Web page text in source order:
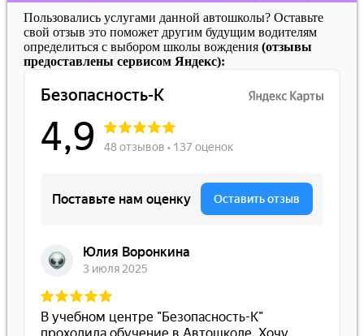
Пользовались услугами данной автошколы? Оставьте
свой отзыв это поможет другим будущим водителям
определиться с выбором школы вождения (отзывы
предоставлены сервисом Яндекс):